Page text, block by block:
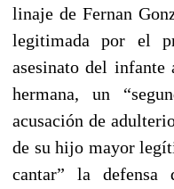
linaje de Fernan
legitimada por el
asesinato del infante
hermana, un
acusación de
de su hijo mayor
cantar” la